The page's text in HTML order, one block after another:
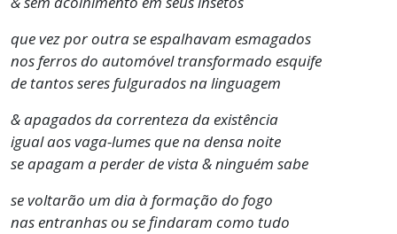
que vez por outra se espalhavam esmagados
nos ferros do automóvel transformado esquife
de tantos seres fulgurados na linguagem
& apagados da correnteza da existência
igual aos vaga-lumes que na densa noite
se apagam a perder de vista & ninguém sabe
se voltarão um dia à formação do fogo
nas entranhas ou se findaram como tudo